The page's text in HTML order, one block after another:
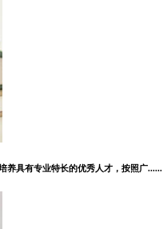
养具有专业特长的优秀人才，按照广......